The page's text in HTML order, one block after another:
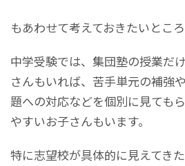
もあわせて考えておきたいところ
中学受験では、集団塾の授業だ
さんもいれば、苦手単元の補強
題への対応などを個別に見ても
やすいお子さんもいます。
特に志望校が具体的に見えてきた